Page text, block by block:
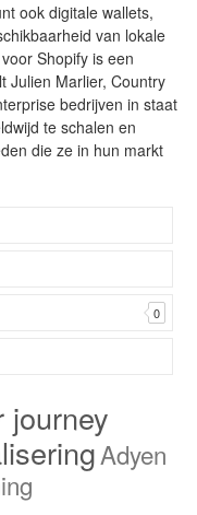
ook digitale wallets,
van lokale
Shopify is een
Julien Marlier, Country
bedrijven in staat
te schalen en
die ze in hun markt
0
journey
Adyen